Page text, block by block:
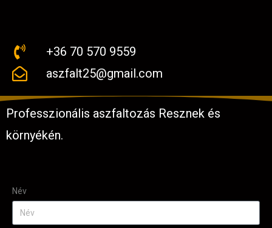
+36 70 570 9559
aszfalt25@gmail.com
Professzionális aszfaltozás Resznek és
környékén.
Név